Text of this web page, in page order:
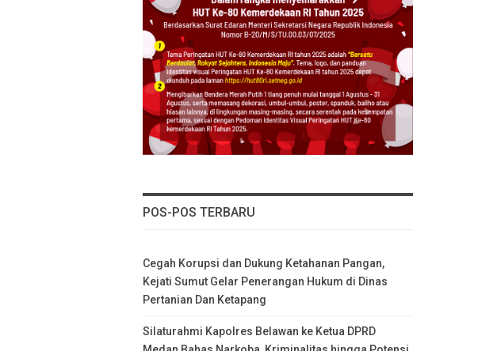
POS-POS TERBARU
Cegah Korupsi dan Dukung Ketahanan Pangan,
Kejati Sumut Gelar Penerangan Hukum di Dinas
Pertanian Dan Ketapang
Silaturahmi Kapolres Belawan ke Ketua DPRD